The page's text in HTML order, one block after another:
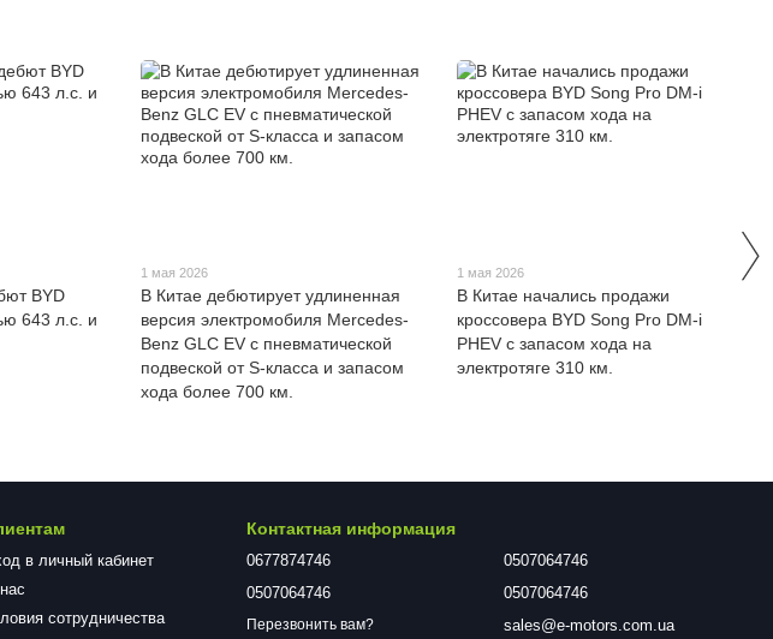
BYD
643 л.с. и
1 мая 2026
В Китае дебютирует удлиненная
версия электромобиля Mercedes-
Benz GLC EV с пневматической
подвеской от S-класса и запасом
хода более 700 км.
1 мая 2026
В Китае начались продажи
кроссовера BYD Song Pro DM-i
PHEV с запасом хода на
электротяге 310 км.
в личный кабинет
сотрудничества
Контактная информация
0677874746
0507064746
Перезвонить вам?
0507064746
0507064746
sales@e-motors.com.ua